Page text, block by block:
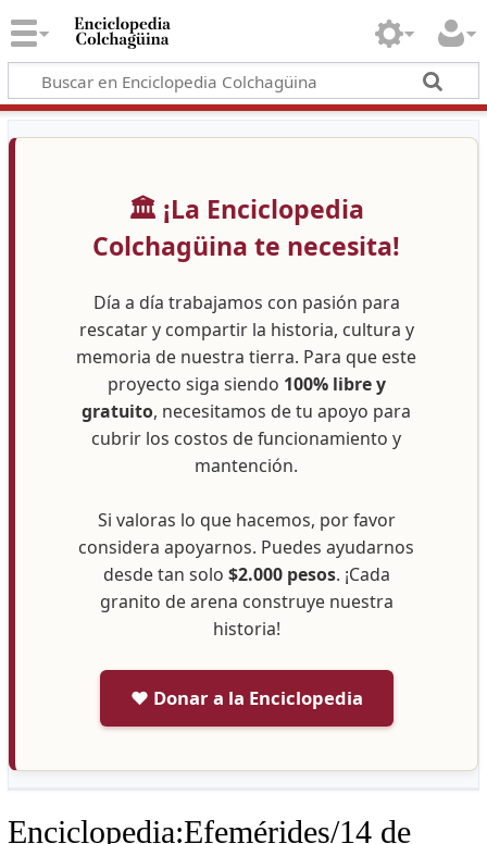
🏛️ ¡La Enciclopedia
Colchagüina te necesita!
Día a día trabajamos con pasión para
rescatar y compartir la historia, cultura y
memoria de nuestra tierra. Para que este
proyecto siga siendo 100% libre y
gratuito, necesitamos de tu apoyo para
cubrir los costos de funcionamiento y
mantención.
Si valoras lo que hacemos, por favor
considera apoyarnos. Puedes ayudarnos
desde tan solo $2.000 pesos. ¡Cada
granito de arena construye nuestra
historia!
❤️ Donar a la Enciclopedia
Enciclopedia:Efemérides/14 de